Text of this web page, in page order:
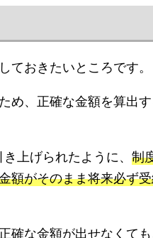
おきたいところです。
め、正確な金額を算出
上げられたように、 制
額がそのまま将来必ず
な金額が出せなくても